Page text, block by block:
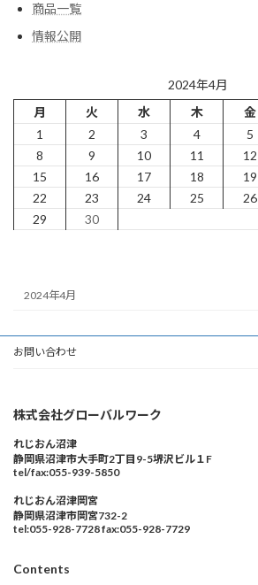
商品一覧
情報公開
2024年4月
月
火 水 木 金
1
2 3 4 5
8
9 10 11 12
15
16 17 18 19
22
23 24 25 26
29
30
2024年4月
お問い合わせ
株式会社グローバルワーク
れじおん沼津
静岡県沼津市大手町2丁目9-5堺沢ビル１F
tel/fax:055-939-5850
れじおん沼津岡宮
静岡県沼津市岡宮732-2
tel:055-928-7728 fax:055-928-7729
Contents